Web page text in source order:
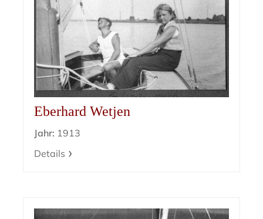
Eberhard Wetjen
Jahr: 1913
Details